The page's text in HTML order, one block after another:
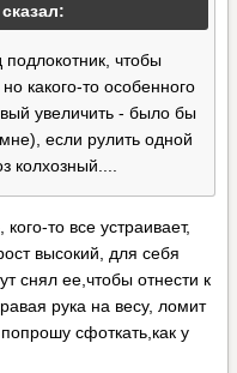
чтобы
какого-то особенного
увеличить - было бы
если рулить одной
колхозный....
то все устраивает,
высокий, для себя
снял ее,чтобы отнести к
рука на весу, ломит
сфоткать,как у